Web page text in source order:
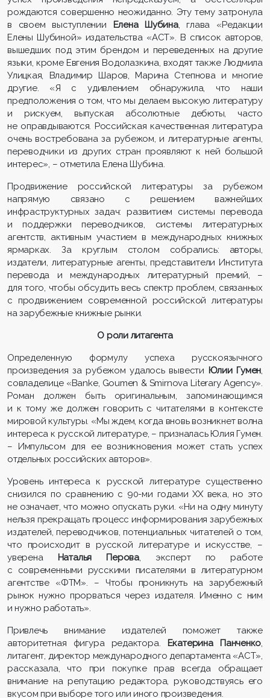
рождаются совершенно неожиданно. Эту тему затронула
в своем выступлении Елена Шубина, глава «Редакции
Елены Шубиной» издательства «АСТ». В список авторов,
вышедших под этим брендом и переведенных на другие
языки, кроме Евгения Водолазкина, входят также Людмила
Улицкая, Владимир Шаров, Марина Степнова и многие
другие. «Я с удивлением обнаружила, что наши
предположения о том, что мы делаем высокую литературу
и рискуем, выпуская абсолютные дебюты, часто
не оправдываются. Российская качественная литература
очень востребована за рубежом, и литературные агенты,
переводчики из других стран проявляют к ней большой
интерес», – отметила Елена Шубина.
Продвижение российской литературы за рубежом
напрямую связано с решением важнейших
инфраструктурных задач: развитием системы перевода
и поддержки переводчиков, системы литературных
агентств, активным участием в международных книжных
ярмарках. За круглым столом собрались: авторы,
издатели, литературные агенты, представители Института
перевода и международных литературный премий, –
для того, чтобы обсудить весь спектр проблем, связанных
с продвижением современной российской литературы
на зарубежные книжные рынки.
О роли литагента
Определенную формулу успеха русскоязычного
произведения за рубежом удалось вывести Юлии Гумен
совладелице «Banke, Goumen & Smirnova Literary Agency».
Роман должен быть оригинальным, запоминающимся
и к тому же должен говорить с читателями в контексте
мировой культуры. «Мы ждем, когда вновь возникнет волна
интереса к русской литературе, – призналась Юлия Гумен.
– Импульсом для ее возникновения может стать успех
отдельных российских авторов».
Уровень интереса к русской литературе существенно
снизился по сравнению с 90-ми годами XX века, но это
не означает, что можно опускать руки. «Ни на одну минуту
нельзя прекращать процесс информирования зарубежных
издателей, переводчиков, потенциальных читателей о том,
что происходит в русской литературе и искусстве, –
уверена Наталья Перова, эксперт по работе
с современными русскими писателями в литературном
агентстве «ФТМ». – Чтобы проникнуть на зарубежный
рынок нужно прорваться через издателя. Именно с ним
и нужно работать».
Привлечь внимание издателей поможет также
авторитетная фигура редактора. Екатерина Панченко
литагент, директор международного департамента «АСТ»,
рассказала, что при покупке прав всегда обращает
внимание на репутацию редактора, руководствуясь его
вкусом при выборе того или иного произведения.